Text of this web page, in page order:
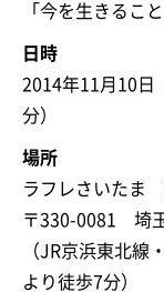
「今を生きること
日時
2014年11月10日
分）
場所
ラフレさいたま
〒330-0081 埼
（JR京浜東北
より徒歩7分）